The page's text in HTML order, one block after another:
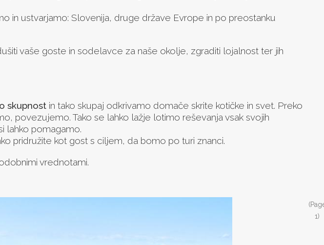
in ustvarjamo: Slovenija, druge države Evrope in po preostanku
vaše goste in sodelavce za naše okolje, zgraditi lojalnost ter jih
skupnost in tako skupaj odkrivamo domače skrite kotičke in svet. Preko
povezujemo. Tako se lahko lažje lotimo reševanja vsak svojih
lahko pomagamo.
pridružite kot gost s ciljem, da bomo po turi znanci.
vrednotami.
1)